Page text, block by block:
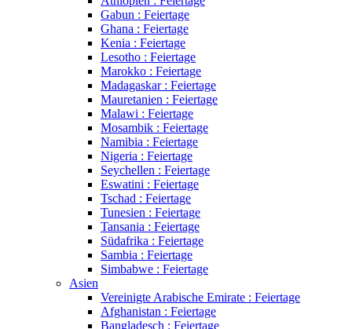
Gabun : Feiertage
Ghana : Feiertage
Kenia : Feiertage
Lesotho : Feiertage
Marokko : Feiertage
Madagaskar : Feiertage
Mauretanien : Feiertage
Malawi : Feiertage
Mosambik : Feiertage
Namibia : Feiertage
Nigeria : Feiertage
Seychellen : Feiertage
Eswatini : Feiertage
Tschad : Feiertage
Tunesien : Feiertage
Tansania : Feiertage
Südafrika : Feiertage
Sambia : Feiertage
Simbabwe : Feiertage
Asien
Vereinigte Arabische Emirate : Feiertage
Afghanistan : Feiertage
Bangladesch : Feiertage